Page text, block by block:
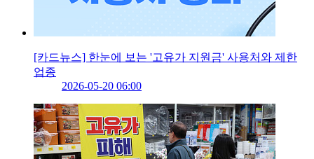
[카드뉴스] 한눈에 보는 '고유가 지원금' 사용처와 제한
업종
2026-05-20 06:00